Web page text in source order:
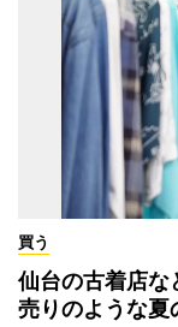
買う
仙台の古着店
売りのような夏